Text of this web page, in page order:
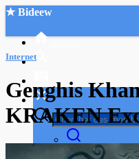
★ Bideew
Recherche
Internet
Genghis
KRAKEN